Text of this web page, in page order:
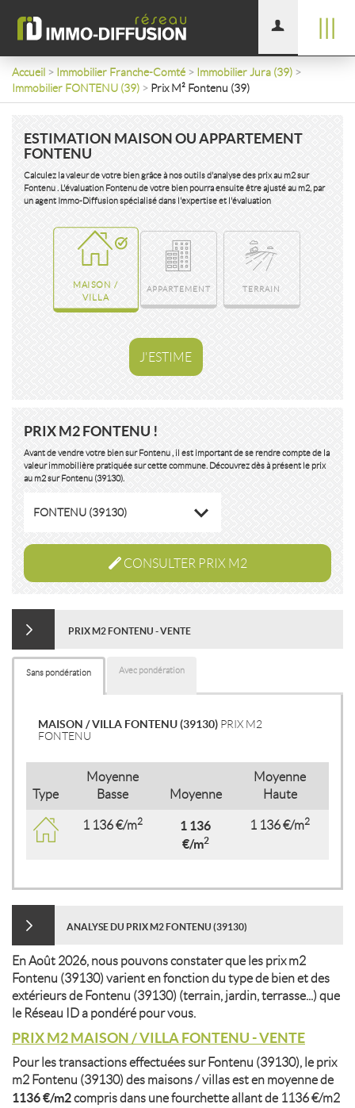
Accueil > Immobilier Franche-Comté > Immobilier Jura (39) >
Immobilier FONTENU (39) > Prix M² Fontenu (39)
ESTIMATION MAISON OU APPARTEMENT
FONTENU
Calculez la valeur de votre bien grâce à nos outils d'analyse des prix au m2 sur
Fontenu . L'évaluation Fontenu de votre bien pourra ensuite être ajusté au m2, par
un agent Immo-Diffusion spécialisé dans l'expertise et l'évaluation
MAISON /
VILLA
APPARTEMENT TERRAIN
J'ESTIME
PRIX M2 FONTENU !
Avant de vendre votre bien sur Fontenu , il est important de se rendre compte de la
valeur immobilière pratiquée sur cette commune. Découvrez dès à présent le prix
au m2 sur Fontenu (39130).
FONTENU (39130)
CONSULTER PRIX M2
PRIX M2 FONTENU - VENTE
Sans pondération Avec pondération
MAISON / VILLA FONTENU (39130) PRIX M2
FONTENU
Type
Moyenne
Basse
Moyenne
Moyenne
Haute
1 136 €/m2
1 136
€/m2
1 136 €/m2
ANALYSE DU PRIX M2 FONTENU (39130)
En Août 2026, nous pouvons constater que les prix m2
Fontenu (39130) varient en fonction du type de bien et des
extérieurs de Fontenu (39130) (terrain, jardin, terrasse...) que
le Réseau ID a pondéré pour vous.
PRIX M2 MAISON / VILLA FONTENU - VENTE
Pour les transactions effectuées sur Fontenu (39130), le prix
m2 Fontenu (39130) des maisons / villas est en moyenne de
1136 €/m2compris dans une fourchette allant de 1136 €/m2